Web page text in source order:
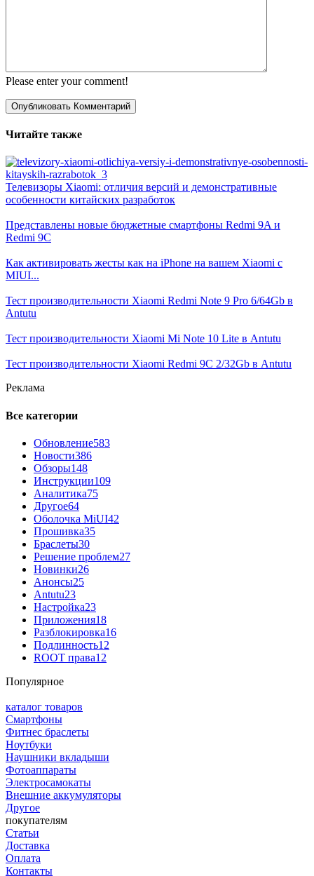
Please enter your comment!
Читайте также
Телевизоры Xiaomi: отличия версий и демонстративные
особенности китайских разработок
Представлены новые бюджетные смартфоны Redmi 9A и
Redmi 9C
Как активировать жесты как на iPhone на вашем Xiaomi с
MIUI...
Тест производительности Xiaomi Redmi Note 9 Pro 6/64Gb в
Antutu
Тест производительности Xiaomi Mi Note 10 Lite в Antutu
Тест производительности Xiaomi Redmi 9C 2/32Gb в Antutu
Реклама
Все категории
Обновление583
Новости386
Обзоры148
Инструкции109
Аналитика75
Другое64
Оболочка MiUI42
Прошивка35
Браслеты30
Решение проблем27
Новинки26
Анонсы25
Antutu23
Настройка23
Приложения18
Разблокировка16
Подлинность12
ROOT права12
Популярное
каталог товаров
Смартфоны
Фитнес браслеты
Ноутбуки
Наушники вкладыши
Фотоаппараты
Электросамокаты
Внешние аккумуляторы
Другое
покупателям
Статьи
Доставка
Оплата
Контакты